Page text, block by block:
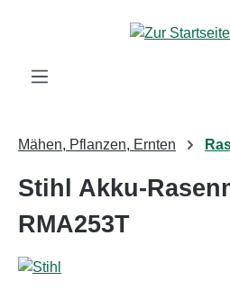
Zum Hauptinhalt springen
Mähen, Pflanzen, Ernten
Stihl Akku-
RMA253T